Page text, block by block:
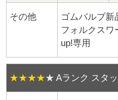
貫通ナット
袋ナット
その他
ゴムバルブ
フォルクスワ
up!専用
★★★★★ Aランク スタ